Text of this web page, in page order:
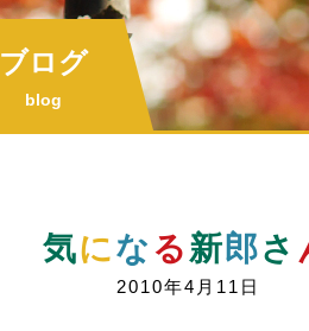
ブログ
blog
気になる新郎さ
2010年4月11日